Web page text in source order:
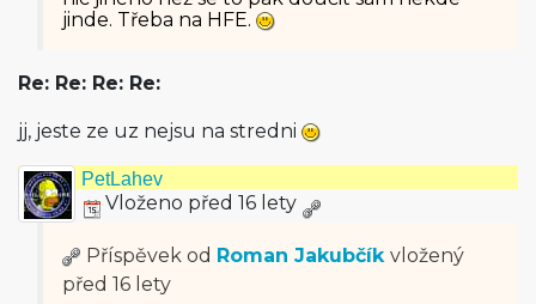
jinde. Třeba na HFE.
Re: Re: Re: Re:
jj, jeste ze uz nejsu na stredni
PetLahev
Vloženo před 16 lety
Příspěvek od Roman Jakubčík vložený
před 16 lety